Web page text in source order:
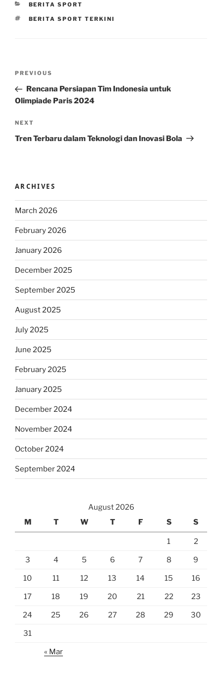
CATEGORIES
BERITA SPORT
TAGS
BERITA SPORT TERKINI
Previous
Post
PREVIOUS
Rencana Persiapan Tim Indonesia untuk
Olimpiade Paris 2024
Next
Post
NEXT
Tren Terbaru dalam Teknologi dan Inovasi Bola
ARCHIVES
March 2026
February 2026
January 2026
December 2025
September 2025
August 2025
July 2025
June 2025
February 2025
January 2025
December 2024
November 2024
October 2024
September 2024
August 2026
M
T W T F S S
1 2
3 4 5 6 7 8 9
10 11 12 13 14 15 16
17 18 19 20 21 22 23
24 25 26 27 28 29 30
31
« Mar